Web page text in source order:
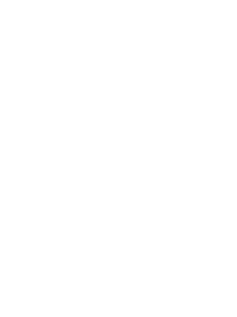
索车用碳纤维零部件无限潜能，艾
心三电到高阶智驾，打卡星驱科技